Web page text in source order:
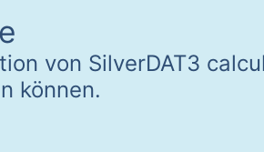
von SilverDAT3
können.